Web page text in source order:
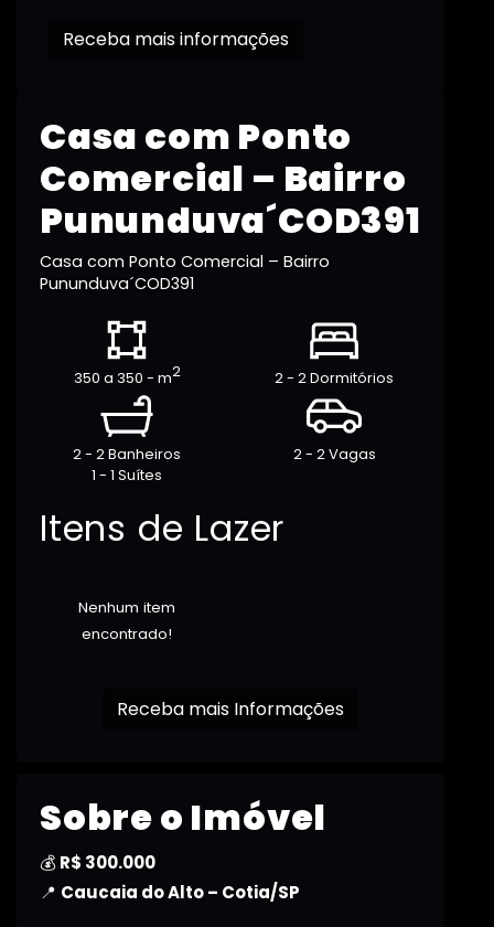
Casa com Ponto
Comercial – Bairro
Pununduva´COD391
Casa com Ponto Comercial – Bairro
Pununduva´COD391
350 a 350 - m2 2 - 2 Dormitórios
2 - 2 Banheiros
1 - 1 Suítes
2 - 2 Vagas
Itens de Lazer
Nenhum item
encontrado!
Receba mais Informações
Sobre o Imóvel
💰 R$ 300.000
📍 Caucaia do Alto – Cotia/SP
Receba mais informações